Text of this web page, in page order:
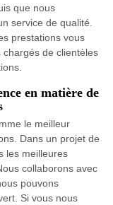
que nous
service de qualité.
prestations vous
de clientèles
en matière de
le meilleur
Dans un projet de
les meilleures
collaborons avec
pouvons
Si vous nous